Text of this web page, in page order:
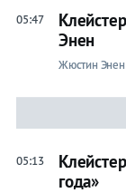
05:47
Энен
Жюстин Энен
05:13
года»